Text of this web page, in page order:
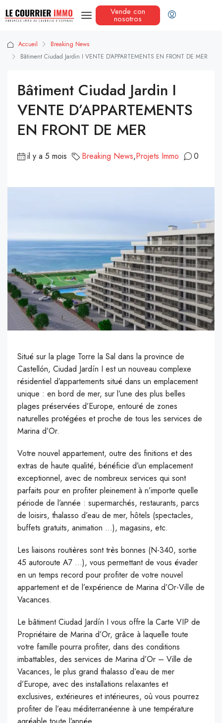
Vende con
nosotros
Accueil
Breaking News
Bâtiment Ciudad Jardin I VENTE D’APPARTEMENTS EN FRONT DE MER
Bâtiment Ciudad Jardin I
VENTE D’APPARTEMENTS
EN FRONT DE MER
il y a 5 mois Breaking News,Projets Immo 0
Situé sur la plage Torre la Sal dans la province de
Castellón, Ciudad Jardín I est un nouveau complexe
résidentiel d’appartements situé dans un emplacement
unique : en bord de mer, sur l’une des plus belles
plages préservées d’Europe, entouré de zones
naturelles protégées et proche de tous les services de
Marina d’Or.
Votre nouvel appartement, outre des finitions et des
extras de haute qualité, bénéficie d’un emplacement
exceptionnel, avec de nombreux services qui sont
parfaits pour en profiter pleinement à n’importe quelle
période de l’année : supermarchés, restaurants, parcs
de loisirs, thalasso d’eau de mer, hôtels (spectacles,
buffets gratuits, animation …), magasins, etc.
Les liaisons routières sont très bonnes (N-340, sortie
45 autoroute A7 …), vous permettant de vous évader
en un temps record pour profiter de votre nouvel
appartement et de l’expérience de Marina d’Or-Ville de
Vacances.
Le bâtiment Ciudad Jardín I vous offre la Carte VIP de
Propriétaire de Marina d’Or, grâce à laquelle toute
votre famille pourra profiter, dans des conditions
imbattables, des services de Marina d’Or – Ville de
Vacances, le plus grand thalasso d’eau de mer
d’Europe, avec des installations relaxantes et
exclusives, extérieures et intérieures, où vous pourrez
profiter de l’eau méditerranéenne à une température